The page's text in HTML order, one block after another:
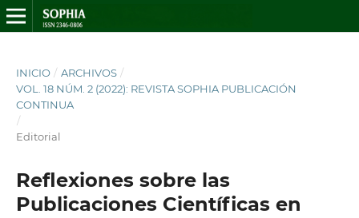
INICIO / ARCHIVOS /
VOL. 18 NÚM. 2 (2022): REVISTA SOPHIA PUBLICACIÓN
CONTINUA
/
Editorial
Reflexiones sobre las
Publicaciones Científicas en